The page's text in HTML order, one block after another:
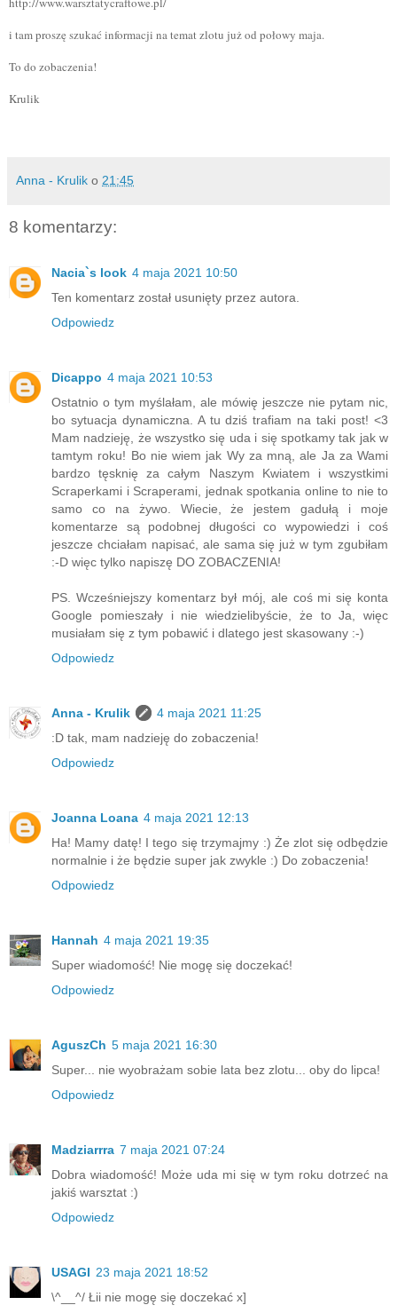
i tam proszę szukać informacji na temat zlotu już od połowy maja.
To do zobaczenia!
Krulik
Anna - Krulik o 21:45
8 komentarzy:
Nacia`s look 4 maja 2021 10:50
Ten komentarz został usunięty przez autora.
Odpowiedz
Dicappo 4 maja 2021 10:53
Ostatnio o tym myślałam, ale mówię jeszcze nie pytam nic,
bo sytuacja dynamiczna. A tu dziś trafiam na taki post! <3
Mam nadzieję, że wszystko się uda i się spotkamy tak jak w
tamtym roku! Bo nie wiem jak Wy za mną, ale Ja za Wami
bardzo tęsknię za całym Naszym Kwiatem i wszystkimi
Scraperkami i Scraperami, jednak spotkania online to nie to
samo co na żywo. Wiecie, że jestem gadułą i moje
komentarze są podobnej długości co wypowiedzi i coś
jeszcze chciałam napisać, ale sama się już w tym zgubiłam
:-D więc tylko napiszę DO ZOBACZENIA!
PS. Wcześniejszy komentarz był mój, ale coś mi się konta
Google pomieszały i nie wiedzielibyście, że to Ja, więc
musiałam się z tym pobawić i dlatego jest skasowany :-)
Odpowiedz
Anna - Krulik
4 maja 2021 11:25
:D tak, mam nadzieję do zobaczenia!
Odpowiedz
Joanna Loana 4 maja 2021 12:13
Ha! Mamy datę! I tego się trzymajmy :) Że zlot się odbędzie
normalnie i że będzie super jak zwykle :) Do zobaczenia!
Odpowiedz
Hannah 4 maja 2021 19:35
Super wiadomość! Nie mogę się doczekać!
Odpowiedz
AguszCh 5 maja 2021 16:30
Super... nie wyobrażam sobie lata bez zlotu... oby do lipca!
Odpowiedz
Madziarrra 7 maja 2021 07:24
Dobra wiadomość! Może uda mi się w tym roku dotrzeć na
jakiś warsztat :)
Odpowiedz
USAGI 23 maja 2021 18:52
\^__^/ Łii nie mogę się doczekać x]